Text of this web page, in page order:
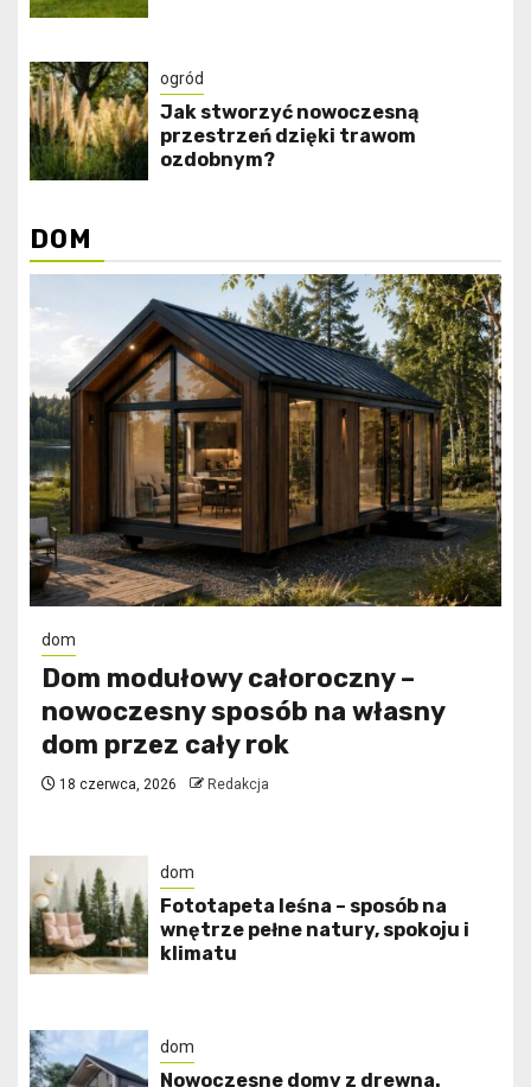
ogród
Jak stworzyć nowoczesną
przestrzeń dzięki trawom
ozdobnym?
DOM
dom
Dom modułowy całoroczny –
nowoczesny sposób na własny
dom przez cały rok
18 czerwca, 2026 Redakcja
dom
​Fototapeta leśna – sposób na
wnętrze pełne natury, spokoju i
klimatu
dom
Nowoczesne domy z drewna.